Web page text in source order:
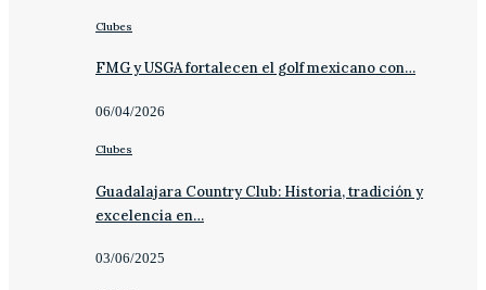
Clubes
FMG y USGA fortalecen el golf mexicano con…
06/04/2026
Clubes
Guadalajara Country Club: Historia, tradición y
excelencia en…
03/06/2025